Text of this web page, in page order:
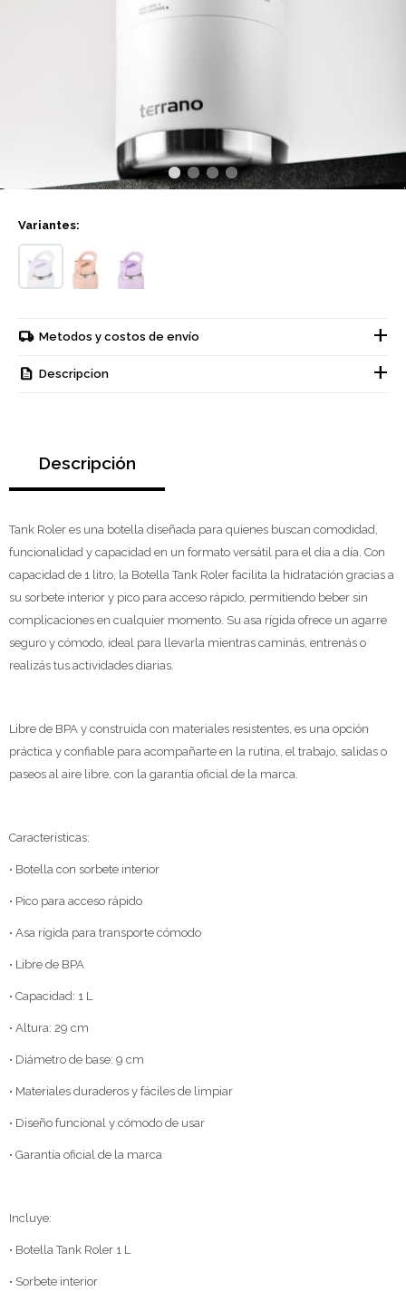
Variantes:
Metodos y costos de envío
Descripcion
Descripción
Tank Roler es una botella diseñada para quienes buscan comodidad,
funcionalidad y capacidad en un formato versátil para el día a día. Con
capacidad de 1 litro, la Botella Tank Roler facilita la hidratación gracias a
su sorbete interior y pico para acceso rápido, permitiendo beber sin
complicaciones en cualquier momento. Su asa rígida ofrece un agarre
seguro y cómodo, ideal para llevarla mientras caminás, entrenás o
realizás tus actividades diarias.
Libre de BPA y construida con materiales resistentes, es una opción
práctica y confiable para acompañarte en la rutina, el trabajo, salidas o
paseos al aire libre, con la garantía oficial de la marca.
Características:
• Botella con sorbete interior
• Pico para acceso rápido
• Asa rígida para transporte cómodo
• Libre de BPA
• Capacidad: 1 L
• Altura: 29 cm
• Diámetro de base: 9 cm
• Materiales duraderos y fáciles de limpiar
• Diseño funcional y cómodo de usar
• Garantía oficial de la marca
Incluye:
• Botella Tank Roler 1 L
• Sorbete interior